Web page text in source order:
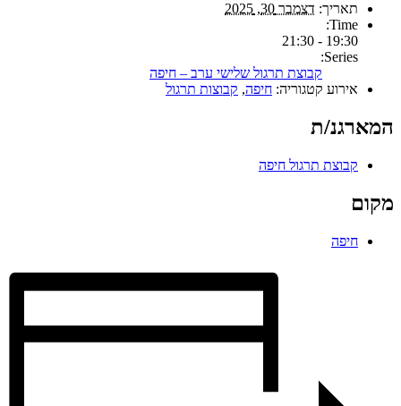
תאריך: דצמבר 30, 2025
Time:
19:30 - 21:30
Series:
קבוצת תרגול שלישי ערב – חיפה
אירוע קטגוריה: חיפה, קבוצות תרגול
המארגנ/ת
קבוצת תרגול חיפה
מקום
חיפה